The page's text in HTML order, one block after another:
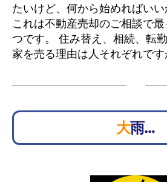
たいけど、何から始めればいい
これは不動産売却のご相談で
つです。 住み替え、相続、転
家を売る理由は人それぞれで
大雨…